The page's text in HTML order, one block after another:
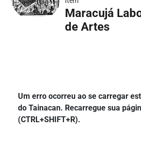
Maracujá
de Artes
Um erro ocorreu ao se carregar
do Tainacan. Recarregue sua
(CTRL+SHIFT+R).